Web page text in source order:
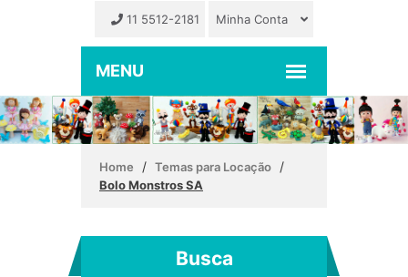
11 5512-2181 Minha Conta
Home / Temas para Locação /
Bolo Monstros SA
Busca